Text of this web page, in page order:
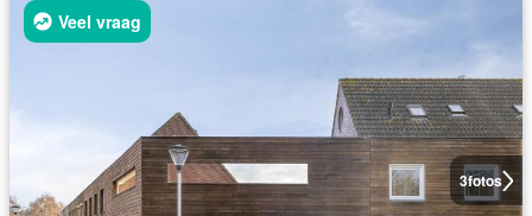
3fotos
Veel vraag